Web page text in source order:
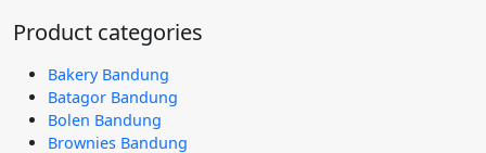
Product categories
Bakery Bandung
Batagor Bandung
Bolen Bandung
Brownies Bandung